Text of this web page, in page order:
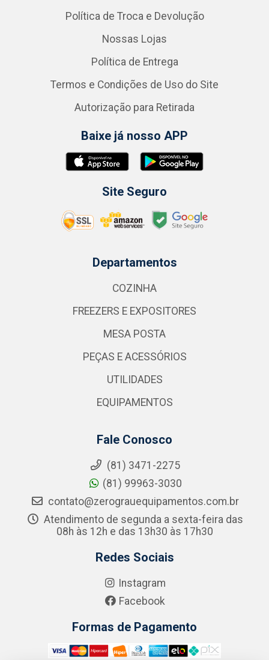
Política de Troca e Devolução
Nossas Lojas
Política de Entrega
Termos e Condições de Uso do Site
Autorização para Retirada
Baixe já nosso APP
Site Seguro
Departamentos
COZINHA
FREEZERS E EXPOSITORES
MESA POSTA
PEÇAS E ACESSÓRIOS
UTILIDADES
EQUIPAMENTOS
Fale Conosco
(81) 3471-2275
(81) 99963-3030
contato@zerograuequipamentos.com.br
Atendimento de segunda a sexta-feira das
08h às 12h e das 13h30 às 17h30
Redes Sociais
Instagram
Facebook
Formas de Pagamento